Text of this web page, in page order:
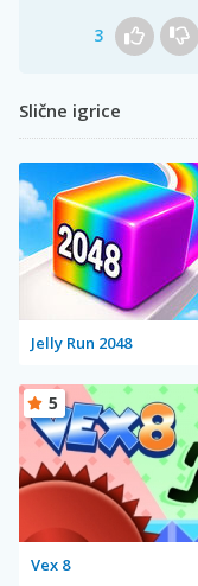
3
Slične igrice
Jelly Run 2048
Vex 8
5